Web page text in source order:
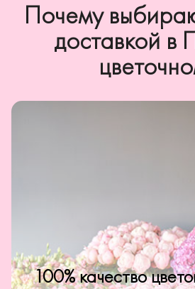
Почему
доставкой в
100% качество